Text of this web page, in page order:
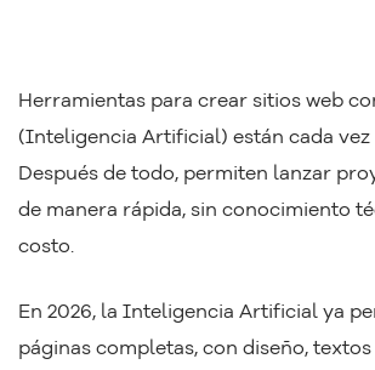
Herramientas para crear sitios web
(Inteligencia Artificial) están cada vez
Después de todo, permiten lanzar
de manera rápida, sin conocimiento
costo.
En 2026, la Inteligencia Artificial ya
páginas completas, con diseño,